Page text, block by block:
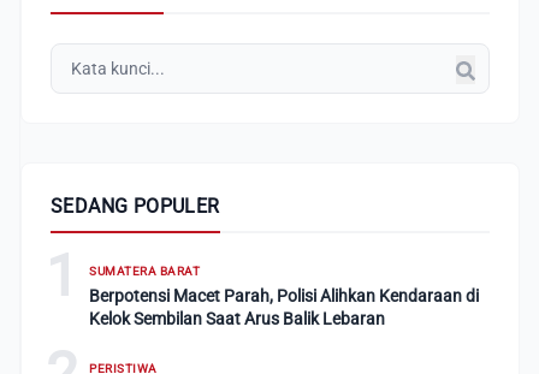
SEDANG POPULER
1 SUMATERA BARAT
Berpotensi Macet Parah, Polisi Alihkan Kendaraan di
Kelok Sembilan Saat Arus Balik Lebaran
PERISTIWA